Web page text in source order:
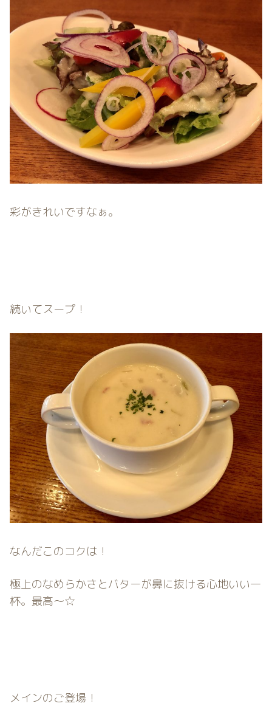
彩がきれいですなぁ。
続いてスープ！
なんだこのコクは！
極上のなめらかさとバターが鼻に抜ける心地いい一
杯。最高〜☆
メインのご登場！